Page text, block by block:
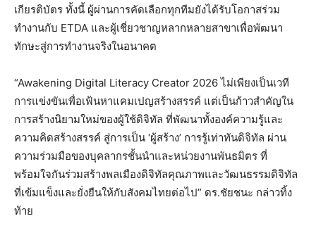
เกียรติบัตร ทั้งนี้ ผู้ผ่านการคัดเลือกทุกทีมยังได้รับโอกาสร่วม
ทำงานกับ ETDA และผู้เชี่ยวชาญหลากหลายสาขาเพื่อพัฒนา
ทักษะสู่การทำงานจริงในอนาคต
“Awakening Digital Literacy Creator 2026 ไม่เพียงเป็นเวที
การแข่งขันเพื่อเฟ้นหาแคมเปญสร้างสรรค์ แต่เป็นก้าวสำคัญใน
การสร้างนิยามใหม่ของผู้ใช้ดิจิทัล ที่พัฒนาทั้งองค์ความรู้และ
ความคิดสร้างสรรค์ สู่การเป็น ‘ผู้สร้าง’ การรู้เท่าทันดิจิทัล ผ่าน
ความร่วมมือของบุคลากรชั้นนำและหน่วยงานพันธมิตร ที่
พร้อมใจกันร่วมสร้างพลเมืองดิจิทัลคุณภาพและวัฒนธรรมดิจิทัล
ที่เข้มแข็งและยั่งยืนให้กับสังคมไทยต่อไป” ดร.ชัยชนะ กล่าวทิ้ง
ท้าย